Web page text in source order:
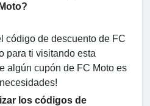
código de descuento de FC
para ti visitando esta
algún cupón de FC Moto es
los códigos de